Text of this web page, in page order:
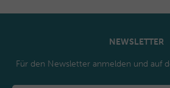
NEWSLETTER
Für den Newsletter anmelden und auf